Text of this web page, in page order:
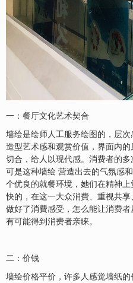
一： 餐厅文化艺术契合
墙绘是绘师人工服务绘图的，层
造型艺术感和观赏价值，界面内
切合，给人以现代感。消费者的
可是这种墙绘 营造出去的气氛感
个优良的就餐环境，她们在精神
快的，在这一大众消費、重视共
做好了消費感受，怎么能让消费
有可能得到消费者亲睐。
二：价钱
墙绘价格平价，许多人感觉墙纸